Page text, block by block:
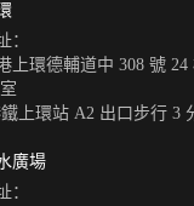
：
上環德輔道中 308 號 24
上環站 A2 出口步行 3
廣場
：